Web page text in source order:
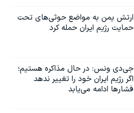
ارتش یمن به مواضع حوثی‌های تحت
حمایت رژیم ایران حمله کرد
جی‌دی ونس: در حال مذاکره هستیم؛
اگر رژیم ایران خود را تغییر ندهد
فشارها ادامه می‌یابد